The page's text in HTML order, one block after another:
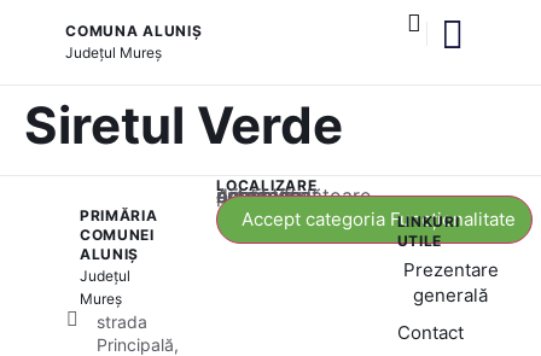
COMUNA ALUNIȘ
Județul Mureș
Siretul Verde
PRIMĂRIA
COMUNEI
ALUNIȘ
Județul
Mureș
strada
Principală,
LOCALIZARE
Acest conținut este blocat până când acceptați categoria corespunzătoare de cookie-uri.
Accept categoria Funcționalitate
LINKURI
UTILE
Prezentare
generală
Contact